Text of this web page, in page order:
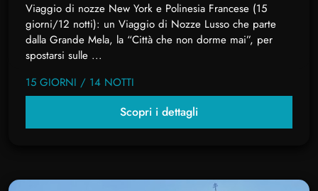
Viaggio di nozze New York e Polinesia Francese (15
giorni/12 notti): un Viaggio di Nozze Lusso che parte
dalla Grande Mela, la “Città che non dorme mai”, per
spostarsi sulle ...
15 GIORNI / 14 NOTTI
Scopri i dettagli